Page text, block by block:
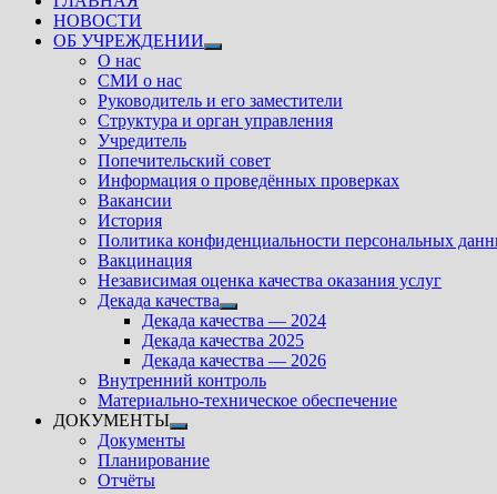
НОВОСТИ
ОБ УЧРЕЖДЕНИИ
Показать
О нас
СМИ о нас
Руководитель и его заместители
Структура и орган управления
Учредитель
Попечительский совет
Информация о проведённых проверках
Вакансии
История
Политика конфиденциальности персональных
Вакцинация
Независимая оценка качества оказания услуг
Декада качества
Показать
подменю
Декада качества — 2024
Декада качества 2025
Декада качества — 2026
Внутренний контроль
Материально-техническое обеспечение
ДОКУМЕНТЫ
Показать
подменю
Документы
Планирование
Отчёты